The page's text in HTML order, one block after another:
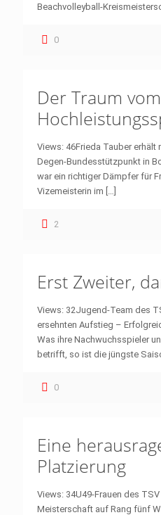
Beachvolleyball-
0
Der Traum vom
Views: 46Frieda Tauber erhält
Degen-Bundesstützpunkt in
war ein richtiger Dämpfer für
Vizemeisterin im […]
2
Erst Zweiter,
Views: 32Jugend-Team des
ersehnten Aufstieg –
Was ihre Nachwuchsspieler
betrifft, so ist die jüngste
0
Eine
Platzierung
Views: 34U49-Frauen des
Meisterschaft auf Rang fünf